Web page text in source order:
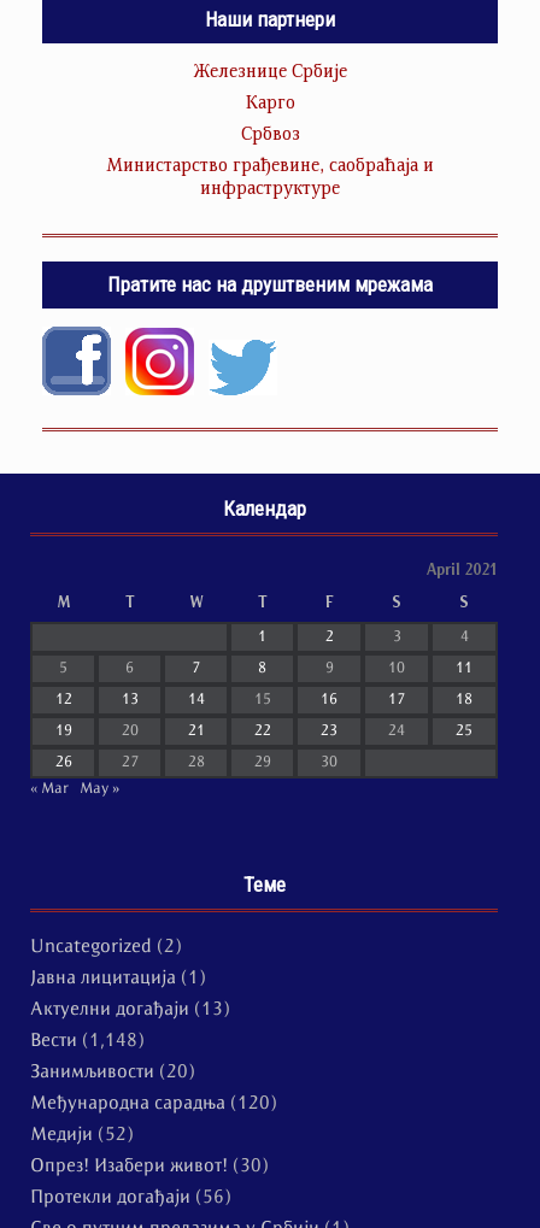
Наши партнери
Железнице Србије
Карго
Србвоз
Министарство грађевине, саобраћаја и
инфраструктуре
Пратите нас на друштвеним мрежама
Календар
April 2021
M T W T F S S
1 2 3 4
5 6 7 8 9 10 11
12 13 14 15 16 17 18
19 20 21 22 23 24 25
26 27 28 29
30
« Mar
May »
Теме
Uncategorized (2)
Јавна лицитација (1)
Актуелни догађаји (13)
Вести (1,148)
Занимљивости (20)
Међународна сарадња (120)
Медији (52)
Опрез! Изабери живот! (30)
Протекли догађаји (56)